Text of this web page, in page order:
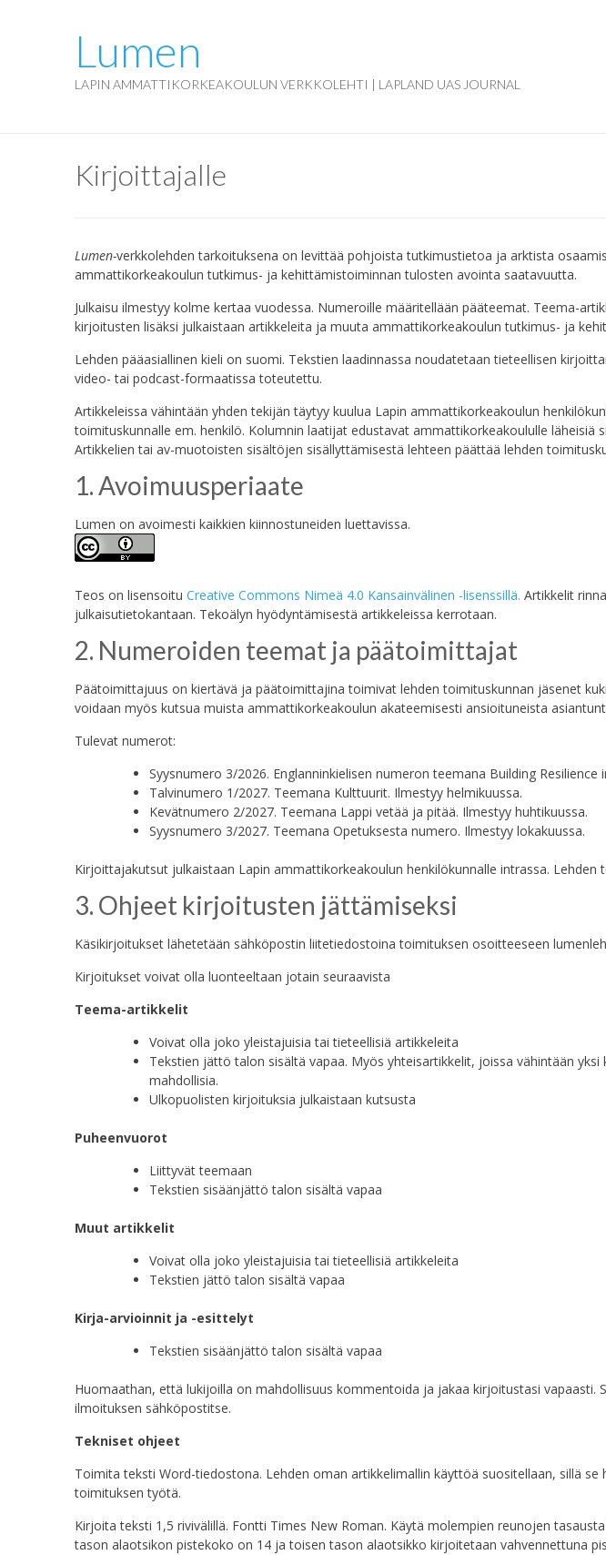
Lumen
LAPIN AMMATTIKORKEAKOULUN VERKKOLEHTI | LAPLAND UAS JOURNAL
Kirjoittajalle
Lumen-verkkolehden tarkoituksena on levittää pohjoista tutkimustietoa ja arktista
ammattikorkeakoulun tutkimus- ja kehittämistoiminnan tulosten avointa saatavuutta.
Julkaisu ilmestyy kolme kertaa vuodessa. Numeroille määritellään pääteemat. Teema-
kirjoitusten lisäksi julkaistaan artikkeleita ja muuta ammattikorkeakoulun tutkimus- ja
Lehden pääasiallinen kieli on suomi. Tekstien laadinnassa noudatetaan tieteellisen
video- tai podcast-formaatissa toteutettu.
Artikkeleissa vähintään yhden tekijän täytyy kuulua Lapin ammattikorkeakoulun
toimituskunnalle em. henkilö. Kolumnin laatijat edustavat ammattikorkeakoululle läheisiä
Artikkelien tai av-muotoisten sisältöjen sisällyttämisestä lehteen päättää lehden
1. Avoimuusperiaate
Lumen on avoimesti kaikkien kiinnostuneiden luettavissa.
Teos on lisensoitu Creative Commons Nimeä 4.0 Kansainvälinen -lisenssillä. Artikkelit
julkaisutietokantaan. Tekoälyn hyödyntämisestä artikkeleissa kerrotaan.
2. Numeroiden teemat ja päätoimittajat
Päätoimittajuus on kiertävä ja päätoimittajina toimivat lehden toimituskunnan jäsenet
voidaan myös kutsua muista ammattikorkeakoulun akateemisesti ansioituneista
Tulevat numerot:
Syysnumero 3/2026. Englanninkielisen numeron teemana Building Resilience
Talvinumero 1/2027. Teemana Kulttuurit. Ilmestyy helmikuussa.
Kevätnumero 2/2027. Teemana Lappi vetää ja pitää. Ilmestyy huhtikuussa.
Syysnumero 3/2027. Teemana Opetuksesta numero. Ilmestyy lokakuussa.
Kirjoittajakutsut julkaistaan Lapin ammattikorkeakoulun henkilökunnalle intrassa.
3. Ohjeet kirjoitusten jättämiseksi
Käsikirjoitukset lähetetään sähköpostin liitetiedostoina toimituksen osoitteeseen
Kirjoitukset voivat olla luonteeltaan jotain seuraavista
Teema-artikkelit
Voivat olla joko yleistajuisia tai tieteellisiä artikkeleita
Tekstien jättö talon sisältä vapaa. Myös yhteisartikkelit, joissa vähintään
mahdollisia.
Ulkopuolisten kirjoituksia julkaistaan kutsusta
Puheenvuorot
Liittyvät teemaan
Tekstien sisäänjättö talon sisältä vapaa
Muut artikkelit
Voivat olla joko yleistajuisia tai tieteellisiä artikkeleita
Tekstien jättö talon sisältä vapaa
Kirja-arvioinnit ja -esittelyt
Tekstien sisäänjättö talon sisältä vapaa
Huomaathan, että lukijoilla on mahdollisuus kommentoida ja jakaa kirjoitustasi vapaasti.
ilmoituksen sähköpostitse.
Tekniset ohjeet
Toimita teksti Word-tiedostona. Lehden oman artikkelimallin käyttöä suositellaan, sillä
toimituksen työtä.
Kirjoita teksti 1,5 rivivälillä. Fontti Times New Roman. Käytä molempien reunojen
tason alaotsikon pistekoko on 14 ja toisen tason alaotsikko kirjoitetaan vahvennettuna